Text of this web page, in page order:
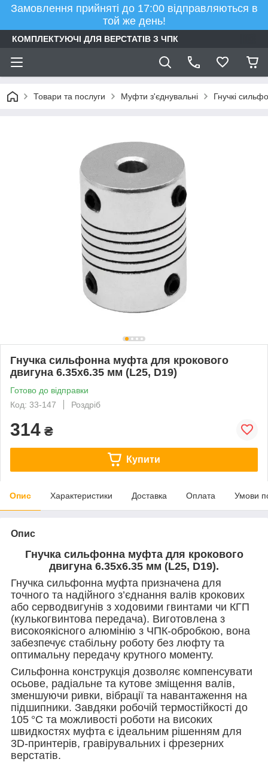
Замовлення прийняті до 17:00 відправляються в
той же день!
КОМПЛЕКТУЮЧІ ДЛЯ ВЕРСТАТІВ З ЧПК
Товари та послуги Муфти з'єднувальні Гнучкі
Гнучка сильфонна муфта для крокового
двигуна 6.35х6.35 мм (L25, D19)
Готово до відправки
Код: 33-147
Роздріб
314 ₴
Купити
Опис Характеристики Доставка Оплата Умови
Опис
Гнучка сильфонна муфта для крокового
двигуна 6.35х6.35 мм (L25, D19).
Гнучка сильфонна муфта призначена для
точного та надійного з’єднання валів крокових
або серводвигунів з ходовими гвинтами чи КГП
(кулькогвинтова передача). Виготовлена з
високоякісного алюмінію з ЧПК-обробкою, вона
забезпечує стабільну роботу без люфту та
оптимальну передачу крутного моменту.
Сильфонна конструкція дозволяє компенсувати
осьове, радіальне та кутове зміщення валів,
зменшуючи ривки, вібрації та навантаження на
підшипники. Завдяки робочій термостійкості до
105 °C та можливості роботи на високих
швидкостях муфта є ідеальним рішенням для
3D-принтерів, гравірувальних і фрезерних
верстатів.